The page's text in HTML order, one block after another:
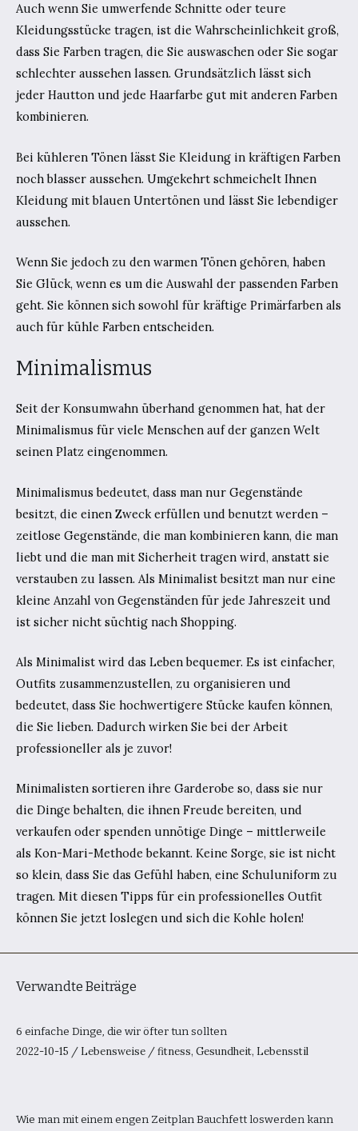
Auch wenn Sie umwerfende Schnitte oder teure
Kleidungsstücke tragen, ist die Wahrscheinlichkeit groß,
dass Sie Farben tragen, die Sie auswaschen oder Sie sogar
schlechter aussehen lassen. Grundsätzlich lässt sich
jeder Hautton und jede Haarfarbe gut mit anderen Farben
kombinieren.
Bei kühleren Tönen lässt Sie Kleidung in kräftigen Farben
noch blasser aussehen. Umgekehrt schmeichelt Ihnen
Kleidung mit blauen Untertönen und lässt Sie lebendiger
aussehen.
Wenn Sie jedoch zu den warmen Tönen gehören, haben
Sie Glück, wenn es um die Auswahl der passenden Farben
geht. Sie können sich sowohl für kräftige Primärfarben als
auch für kühle Farben entscheiden.
Minimalismus
Seit der Konsumwahn überhand genommen hat, hat der
Minimalismus für viele Menschen auf der ganzen Welt
seinen Platz eingenommen.
Minimalismus bedeutet, dass man nur Gegenstände
besitzt, die einen Zweck erfüllen und benutzt werden –
zeitlose Gegenstände, die man kombinieren kann, die man
liebt und die man mit Sicherheit tragen wird, anstatt sie
verstauben zu lassen. Als Minimalist besitzt man nur eine
kleine Anzahl von Gegenständen für jede Jahreszeit und
ist sicher nicht süchtig nach Shopping.
Als Minimalist wird das Leben bequemer. Es ist einfacher,
Outfits zusammenzustellen, zu organisieren und
bedeutet, dass Sie hochwertigere Stücke kaufen können,
die Sie lieben. Dadurch wirken Sie bei der Arbeit
professioneller als je zuvor!
Minimalisten sortieren ihre Garderobe so, dass sie nur
die Dinge behalten, die ihnen Freude bereiten, und
verkaufen oder spenden unnötige Dinge – mittlerweile
als Kon-Mari-Methode bekannt. Keine Sorge, sie ist nicht
so klein, dass Sie das Gefühl haben, eine Schuluniform zu
tragen. Mit diesen Tipps für ein professionelles Outfit
können Sie jetzt loslegen und sich die Kohle holen!
Verwandte Beiträge
6 einfache Dinge, die wir öfter tun sollten
2022-10-15 / Lebensweise /fitness, Gesundheit, Lebensstil
Wie man mit einem engen Zeitplan Bauchfett loswerden kann